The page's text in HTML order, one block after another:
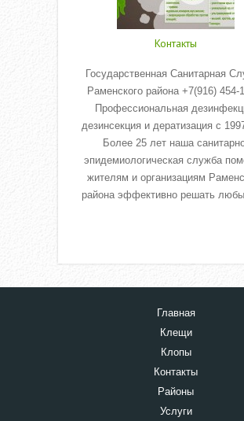
Контакты
Государственная Санитарная
Раменского района +7(916) 454-
Профессиональная
дезинсекция и дератизация с
Более 25 лет наша
эпидемиологическая служба
жителям и организациям
района эффективно решать
Главная
Клещи
Клопы
Контакты
Районы
Услуги